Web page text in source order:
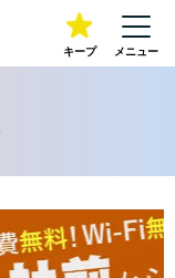
キープ メニュー